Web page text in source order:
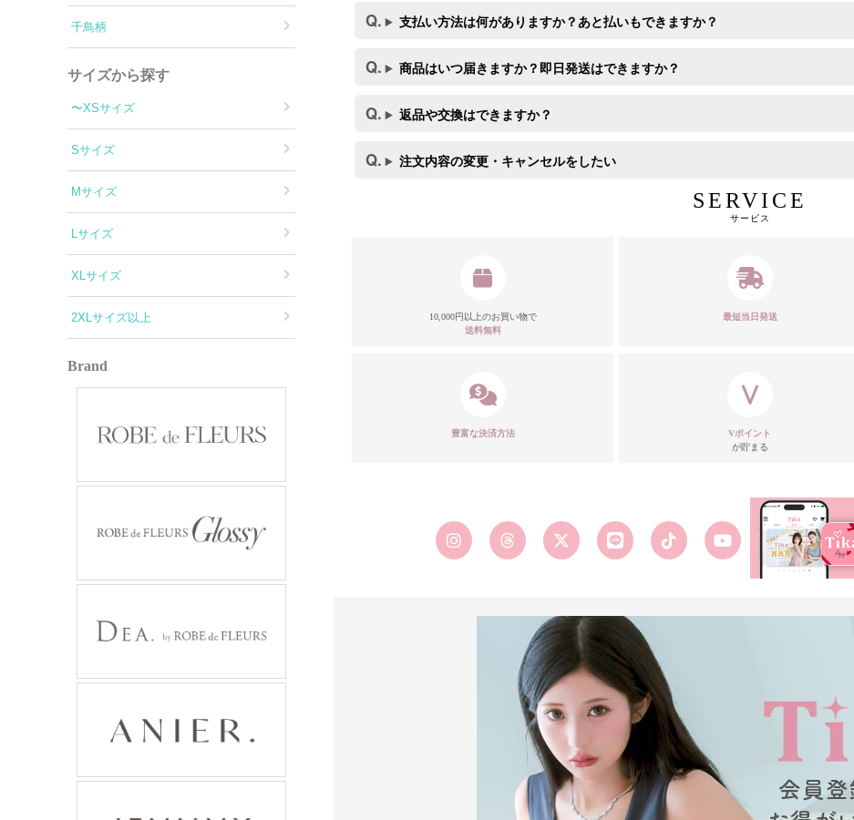
千鳥柄
サイズから探す
〜XSサイズ
Sサイズ
Mサイズ
Lサイズ
XLサイズ
2XLサイズ以上
Brand
支払い方法は何がありますか？あと払いもできますか？
商品はいつ届きますか？即日発送はできますか？
返品や交換はできますか？
注文内容の変更・キャンセルをしたい
SERVICE
サービス
10,000円以上のお買い物で
送料無料
最短当日発送
豊富な決済方法
Vポイント
が貯まる